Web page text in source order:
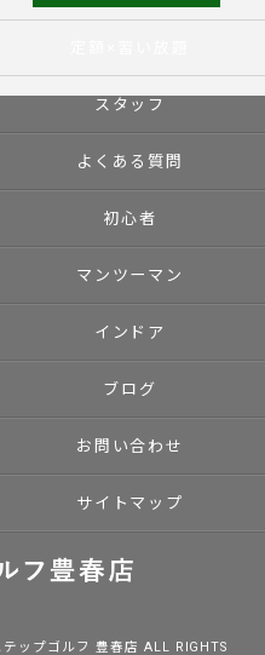
スタッフ
よくある質問
初心者
マンツーマン
インドア
ブログ
お問い合わせ
サイトマップ
ップゴルフ 豊春店 ALL RIGHTS